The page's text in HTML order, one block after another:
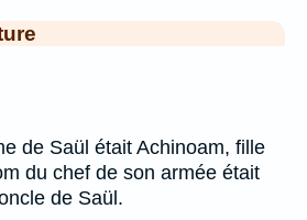
de Saül était Achinoam, fille
du chef de son armée était
de Saül.